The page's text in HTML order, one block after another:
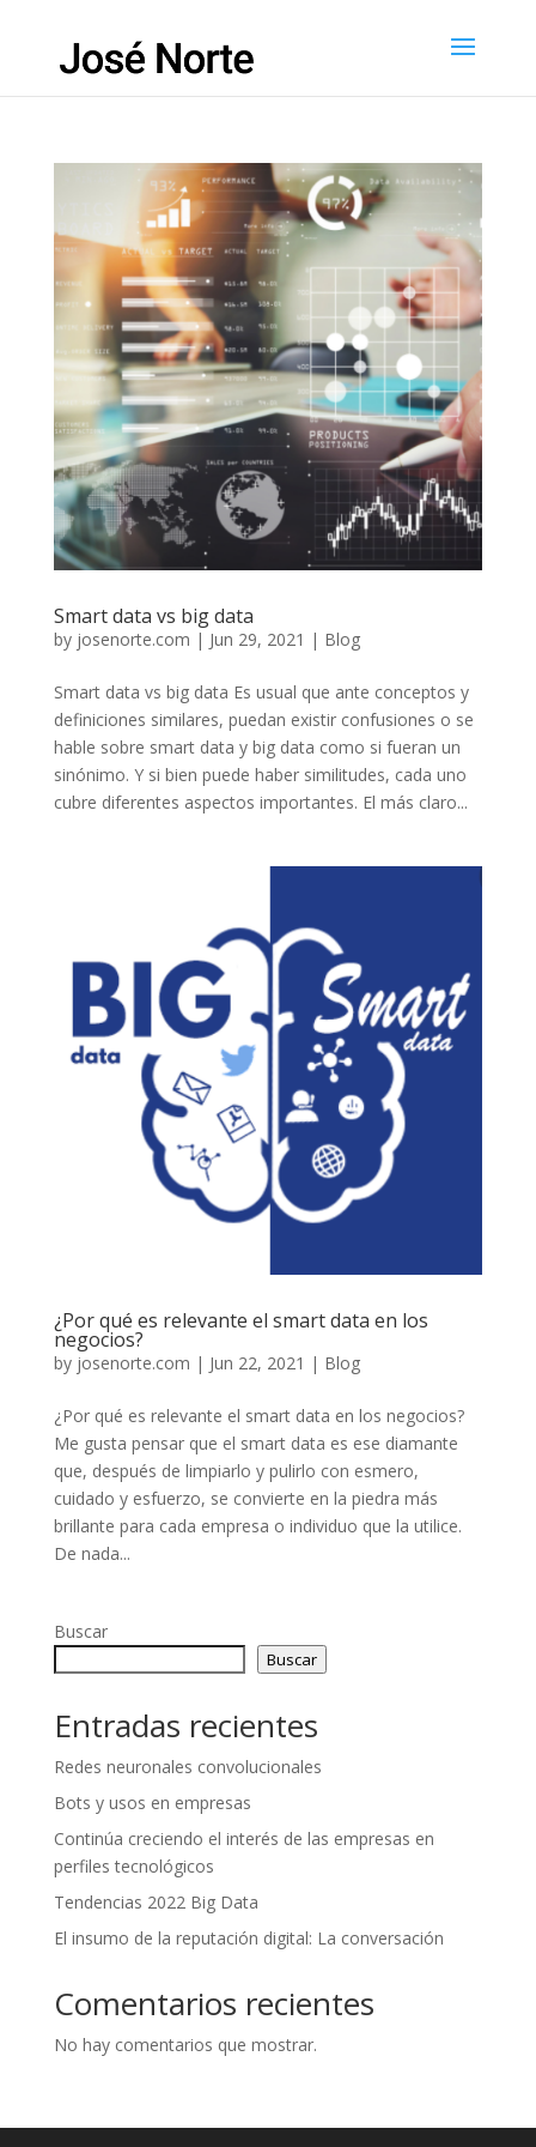
Smart data vs big data
by josenorte.com | Jun 29, 2021 | Blog
Smart data vs big data Es usual que ante conceptos y
definiciones similares, puedan existir confusiones o se
hable sobre smart data y big data como si fueran un
sinónimo. Y si bien puede haber similitudes, cada uno
cubre diferentes aspectos importantes. El más claro...
¿Por qué es relevante el smart data en los
negocios?
by josenorte.com | Jun 22, 2021 | Blog
¿Por qué es relevante el smart data en los negocios?
Me gusta pensar que el smart data es ese diamante
que, después de limpiarlo y pulirlo con esmero,
cuidado y esfuerzo, se convierte en la piedra más
brillante para cada empresa o individuo que la utilice.
De nada...
Buscar
Buscar
Entradas recientes
Redes neuronales convolucionales
Bots y usos en empresas
Continúa creciendo el interés de las empresas en
perfiles tecnológicos
Tendencias 2022 Big Data
El insumo de la reputación digital: La conversación
Comentarios recientes
No hay comentarios que mostrar.